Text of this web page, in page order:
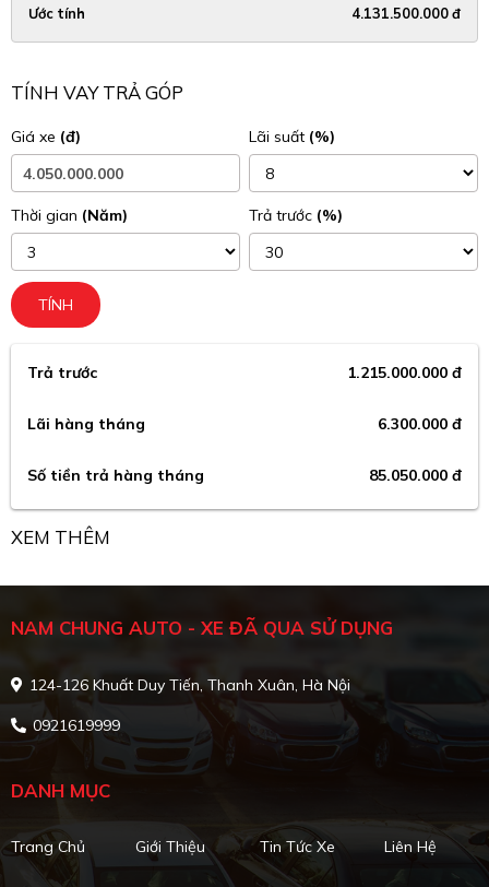
Ước tính 4.131.500.000 đ
TÍNH VAY TRẢ GÓP
Giá xe (đ) Lãi suất (%)
Thời gian (Năm) Trả trước (%)
TÍNH
Trả trước 1.215.000.000 đ
Lãi hàng tháng 6.300.000 đ
Số tiền trả hàng tháng 85.050.000 đ
XEM THÊM
NAM CHUNG AUTO - XE ĐÃ QUA SỬ DỤNG
124-126 Khuất Duy Tiến, Thanh Xuân, Hà Nội
0921619999
DANH MỤC
Trang Chủ Giới Thiệu Tin Tức Xe Liên Hệ